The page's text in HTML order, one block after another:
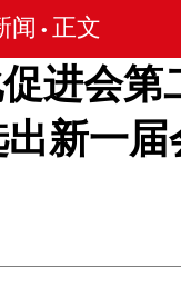
闻 • 正文
进会第
新一届